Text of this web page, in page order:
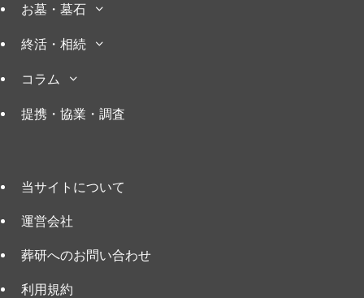
お墓・墓石
終活・相続
コラム
提携・協業・調査
当サイトについて
運営会社
葬研へのお問い合わせ
利用規約